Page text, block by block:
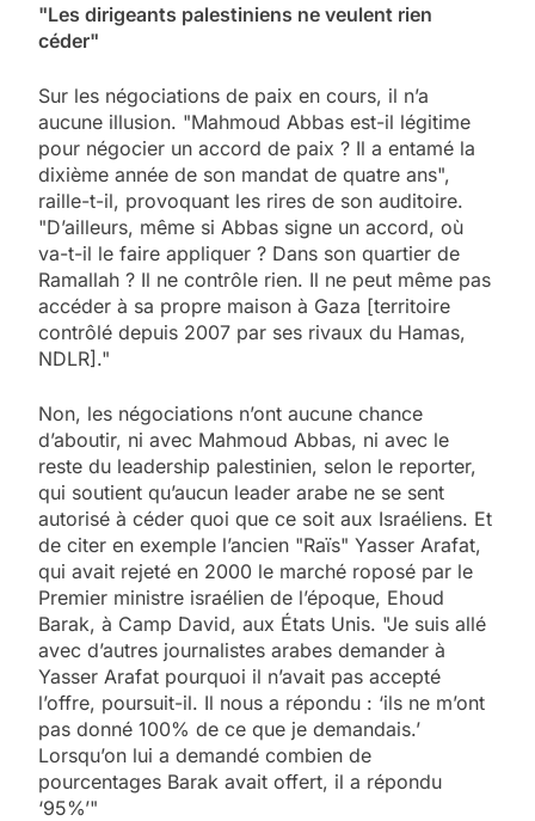
"Les dirigeants palestiniens ne veulent rien
céder"
Sur les négociations de paix en cours, il n’a
aucune illusion. "Mahmoud Abbas est-il légitime
pour négocier un accord de paix ? Il a entamé la
dixième année de son mandat de quatre ans",
raille-t-il, provoquant les rires de son auditoire.
"D’ailleurs, même si Abbas signe un accord, où
va-t-il le faire appliquer ? Dans son quartier de
Ramallah ? Il ne contrôle rien. Il ne peut même pas
accéder à sa propre maison à Gaza [territoire
contrôlé depuis 2007 par ses rivaux du Hamas,
NDLR]."
Non, les négociations n’ont aucune chance
d’aboutir, ni avec Mahmoud Abbas, ni avec le
reste du leadership palestinien, selon le reporter,
qui soutient qu’aucun leader arabe ne se sent
autorisé à céder quoi que ce soit aux Israéliens. Et
de citer en exemple l’ancien "Raïs" Yasser Arafat,
qui avait rejeté en 2000 le marché roposé par le
Premier ministre israélien de l’époque, Ehoud
Barak, à Camp David, aux États Unis. "Je suis allé
avec d’autres journalistes arabes demander à
Yasser Arafat pourquoi il n’avait pas accepté
l’offre, poursuit-il. Il nous a répondu : ‘ils ne m’ont
pas donné 100% de ce que je demandais.’
Lorsqu’on lui a demandé combien de
pourcentages Barak avait offert, il a répondu
‘95%’"